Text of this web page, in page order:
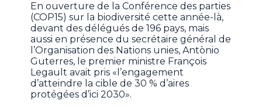
En ouverture de la Conférence des parties
(COP15) sur la biodiversité cette année-là,
devant des délégués de 196 pays, mais
aussi en présence du secrétaire général de
l’Organisation des Nations unies, Antònio
Guterres, le premier ministre François
Legault avait pris «l’engagement
d’atteindre la cible de 30 % d’aires
protégées d’ici 2030».